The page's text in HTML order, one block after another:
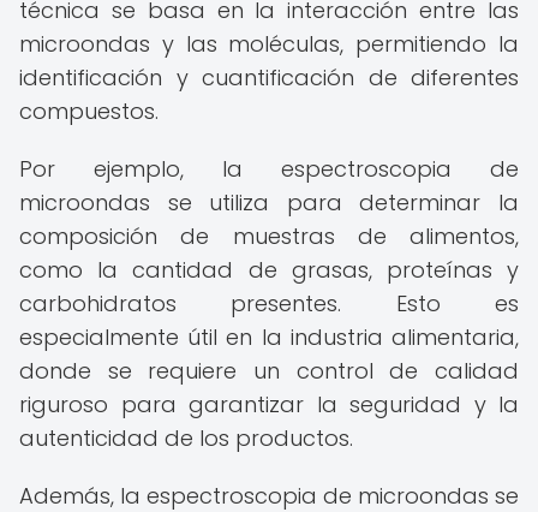
técnica se basa en la interacción entre las
microondas y las moléculas, permitiendo la
identificación y cuantificación de diferentes
compuestos.
Por ejemplo, la espectroscopia de
microondas se utiliza para determinar la
composición de muestras de alimentos,
como la cantidad de grasas, proteínas y
carbohidratos presentes. Esto es
especialmente útil en la industria alimentaria,
donde se requiere un control de calidad
riguroso para garantizar la seguridad y la
autenticidad de los productos.
Además, la espectroscopia de microondas se